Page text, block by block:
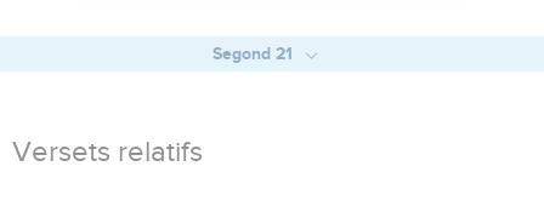
Segond 21
Versets relatifs